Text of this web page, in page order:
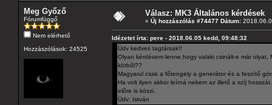
Meg Győző
Fórumfüggő
Nem elérhető
Hozzászólások: 24525
Válasz: MK3 Általános kérdések
« Új hozzászólás #74477 Dátum:
Idézetet írta: pere - 2018.06.05 kedd, 09:48:32
Üdv kedves tagtársak!!
Olyan kérdésem lenne,hogy valaki csinált-e már
körből??
Magyarul csak a főtengely a generátor és a feszítő
Ha volt ilyen akkor leírná nekem az illető a szíj hosszát.
előre is köszi.
Üdv: István